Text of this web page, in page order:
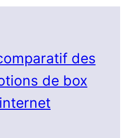
des
de box
internet